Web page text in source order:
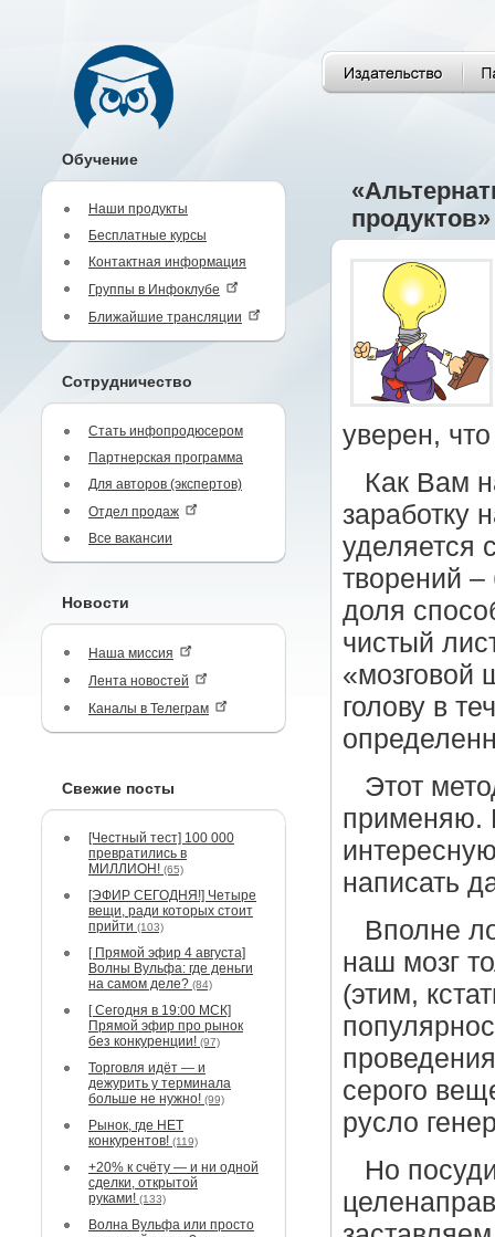
Обучение
Наши продукты
Бесплатные курсы
Контактная информация
Группы в Инфоклубе
Ближайшие трансляции
Сотрудничество
Стать инфопродюсером
Партнерская программа
Для авторов (экспертов)
Отдел продаж
Все вакансии
Новости
Наша миссия
Лента новостей
Каналы в Телеграм
Свежие посты
[Честный тест] 100 000
превратились в
МИЛЛИОН! (65)
[ЭФИР СЕГОДНЯ!] Четыре
вещи, ради которых стоит
прийти (103)
[ Прямой эфир 4 августа]
Волны Вульфа: где деньги
на самом деле? (84)
[ Сегодня в 19:00 МСК]
Прямой эфир про рынок
без конкуренции! (97)
Торговля идёт — и
дежурить у терминала
больше не нужно! (99)
Рынок, где НЕТ
конкурентов! (119)
+20% к счёту — и ни одной
сделки, открытой
руками! (133)
Волна Вульфа или просто
продуктов»
уверен,
Как Вам
заработку
уделяется
творений –
доля
чистый
«мозговой
голову в
Этот
применяю.
написать
Вполне
наш мозг
(этим,
серого
русло
Но